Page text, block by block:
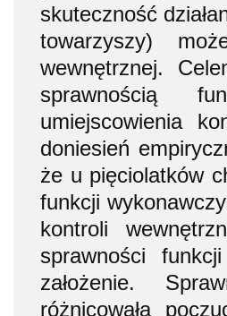
skuteczność
towarzyszy)
wewnętrznej.
sprawnością
umiejscowienia
doniesień
że u pięciolatków
funkcji
kontroli
sprawności
założenie.
różnicowała